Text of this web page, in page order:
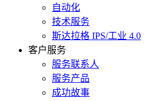
自动化
技术服务
斯达拉格 IPS/工业 4.0
客户服务
服务联系人
服务产品
成功故事